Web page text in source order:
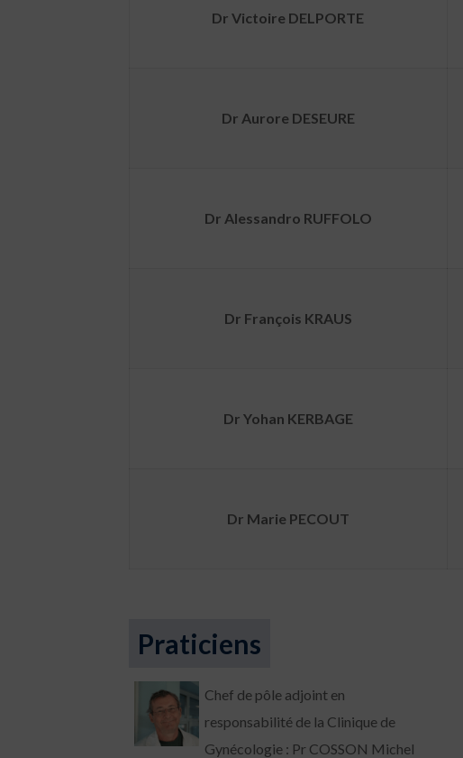
Dr Victoire DELPORTE
Dr Aurore DESEURE
Dr Alessandro RUFFOLO
Dr François KRAUS
Dr Yohan KERBAGE
Dr Marie PECOUT
Praticiens
Chef de pôle adjoint en
responsabilité de la Clinique de
Gynécologie : Pr COSSON Michel